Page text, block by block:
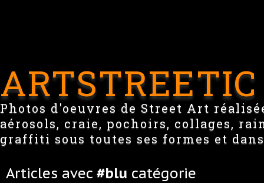
ARTSTREETIC
Photos d'oeuvres de Street Art
aérosols, craie, pochoirs, collages,
graffiti sous toutes ses formes et
Articles avec #blu catégorie